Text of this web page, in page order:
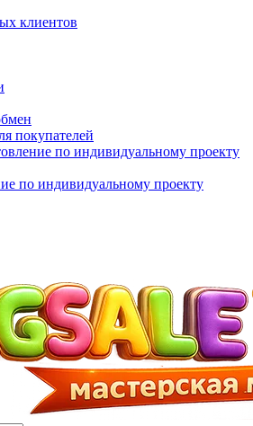
клиентов
покупателей
по индивидуальному проекту
по индивидуальному проекту